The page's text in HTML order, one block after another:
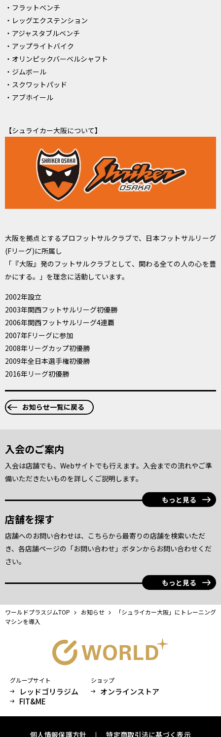
・フラットベンチ
・レッグエクステンション
・アジャスタブルベンチ
・アップライトバイク
・オリンピックバーベルシャフト
・ジムボール
・スクワットパッド
・アブホイール
【シュライカー大阪について】
大阪を拠点とするプロフットサルクラブで、日本フットサルリーグ
(Fリーグ)に所属し
「『大阪』発のフットサルクラブとして、関わる全ての人の心を豊
かにする。」を理念に活動しています。
2002年設立
2003年関西フットサルリーグ初優勝
2006年関西フットサルリーグ4連覇
2007年Fリーグに参加
2008年リーグカップ初優勝
2009年全日本選手権初優勝
2016年リーグ初優勝
お知らせ一覧に戻る
入会のご案内
入会は店舗でも、Webサイトでも行えます。入会までの流れやご準
備いただきたいものを詳しくご説明します。
もっと見る
店舗を探す
店舗へのお問い合わせは、こちらから最寄りの店舗を検索いただ
き、各店舗ページの「お問い合わせ」ボタンからお問い合わせくだ
さい。
もっと見る
ワールドプラスジムTOP お知らせ
「シュライカー大阪」にトレーニング
マシンを導入
グループサイト
レッドゴリラジム
FIT&ME
ショップ
オンラインストア
個人情報保護方針 特定商取引法に基づく表示